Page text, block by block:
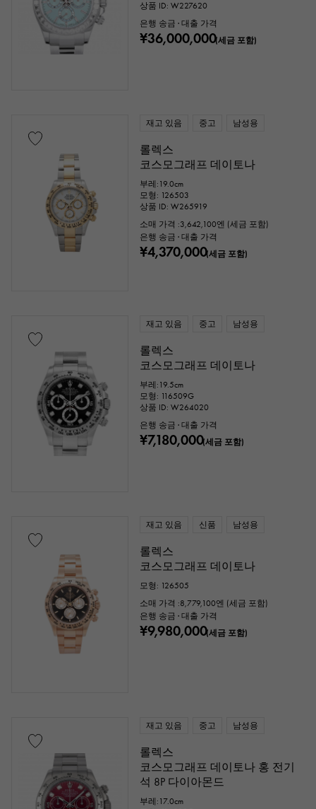
상품 ID: W227620
은행 송금 · 대출 가격
¥36,000,000(세금 포함)
재고 있음 중고 남성용
롤렉스
코스모그래프 데이토나
부레:19.0cm
모형: 126503
상품 ID: W265919
소매 가격 :3,642,100엔 (세금 포함)
은행 송금 · 대출 가격
¥4,370,000(세금 포함)
재고 있음 중고 남성용
롤렉스
코스모그래프 데이토나
부레:19.5cm
모형: 116509G
상품 ID: W264020
은행 송금 · 대출 가격
¥7,180,000(세금 포함)
재고 있음 신품 남성용
롤렉스
코스모그래프 데이토나
모형: 126505
소매 가격 :8,779,100엔 (세금 포함)
은행 송금 · 대출 가격
¥9,980,000(세금 포함)
재고 있음 중고 남성용
롤렉스
코스모그래프 데이토나 홍 전기
석 8P 다이아몬드
부레:17.0cm